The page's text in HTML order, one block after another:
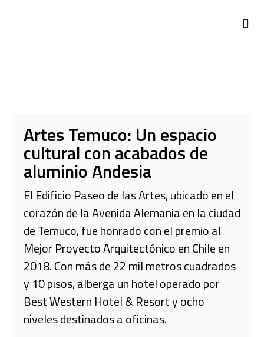
Artes Temuco: Un espacio
cultural con acabados de
aluminio Andesia
El Edificio Paseo de las Artes, ubicado en el
corazón de la Avenida Alemania en la ciudad
de Temuco, fue honrado con el premio al
Mejor Proyecto Arquitectónico en Chile en
2018. Con más de 22 mil metros cuadrados
y 10 pisos, alberga un hotel operado por
Best Western Hotel & Resort y ocho
niveles destinados a oficinas.